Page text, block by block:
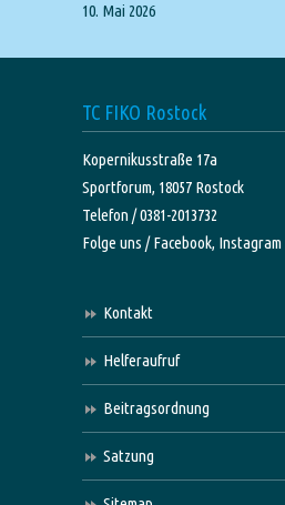
10. Mai 2026
TC FIKO Rostock
Kopernikusstraße 17a
Sportforum, 18057 Rostock
Telefon / 0381-2013732
Folge uns /Facebook, Instagram
Kontakt
Helferaufruf
Beitragsordnung
Satzung